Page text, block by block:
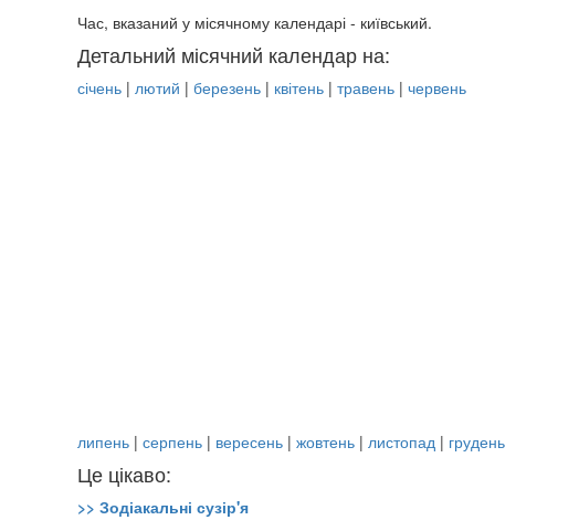
Час, вказаний у місячному календарі - київський.
Детальний місячний календар на:
січень| лютий | березень| квітень| травень| червень
липень| серпень| вересень| жовтень| листопад| грудень
Це цікаво:
>> Зодіакальні сузір'я